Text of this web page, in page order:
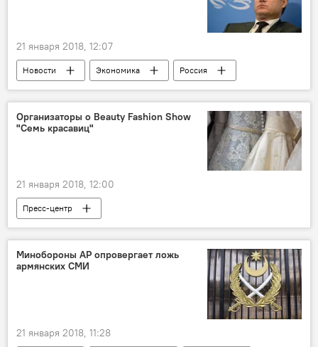
21 января 2018, 12:07
Новости Экономика
Россия
Россия
Александр Новак
Рынок нефти
Организаторы о Beauty Fashion Show
"Семь красавиц"
21 января 2018, 12:00
Пресс-центр
Минобороны АР опровергает ложь
армянских СМИ
21 января 2018, 11:28